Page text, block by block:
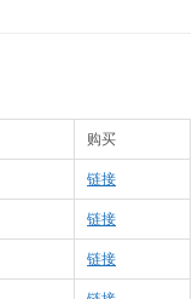
购买
链接
链接
链接